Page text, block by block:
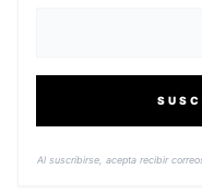
Al suscribirse, acepta recibir